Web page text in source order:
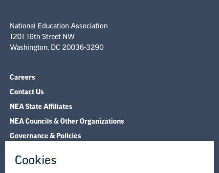
Careers
Contact Us
NEA Councils & Other Organizations
Governance & Policies
Research & Publications
Legal Guidance
Resource Library